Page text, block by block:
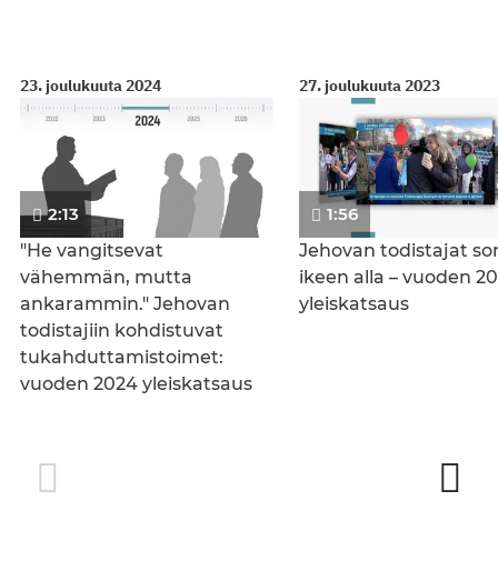
23. joulukuuta 2024
2:13
"He vangitsevat
vähemmän, mutta
ankarammin." Jehovan
todistajiin kohdistuvat
tukahduttamistoimet:
vuoden 2024 yleiskatsaus
27. joulukuuta 2023
1:56
Jehovan todistajat
ikeen alla – vuoden
yleiskatsaus